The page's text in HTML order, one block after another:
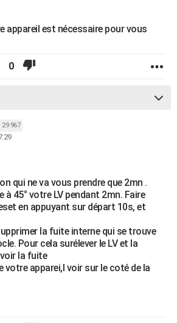
appareil est nécessaire pour vous
0
29 967
qui ne va vous prendre que 2mn .
à 45° votre LV pendant 2mn. Faire
en appuyant sur départ 10s, et
la fuite interne qui se trouve
Pour cela surélever le LV et la
la fuite
votre apparei,l voir sur le coté de la